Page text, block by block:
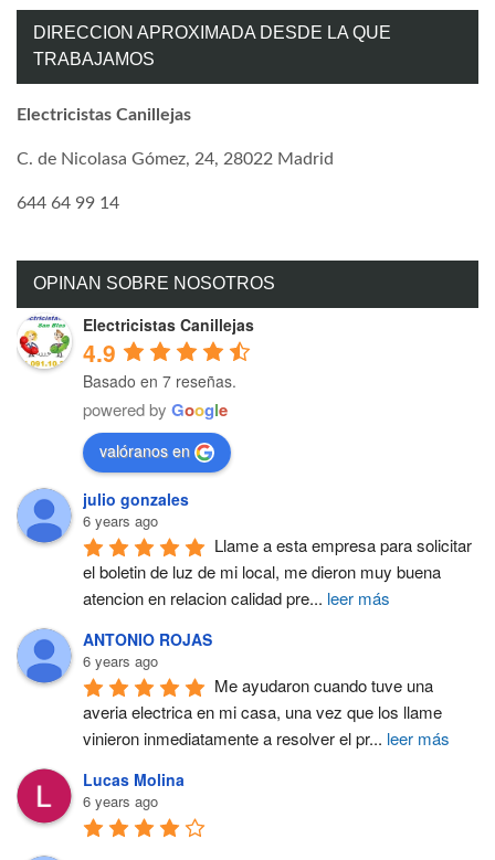
DIRECCION APROXIMADA DESDE LA QUE
TRABAJAMOS
Electricistas Canillejas
C. de Nicolasa Gómez, 24, 28022 Madrid
644 64 99 14
OPINAN SOBRE NOSOTROS
Electricistas Canillejas
4.9
Basado en 7 reseñas.
powered by Google
valóranos en
julio gonzales
6 years ago
Llame a esta empresa para solicitar
el boletin de luz de mi local, me dieron muy buena
atencion en relacion calidad pre... leer más
ANTONIO ROJAS
6 years ago
Me ayudaron cuando tuve una
averia electrica en mi casa, una vez que los llame
vinieron inmediatamente a resolver el pr... leer más
Lucas Molina
6 years ago